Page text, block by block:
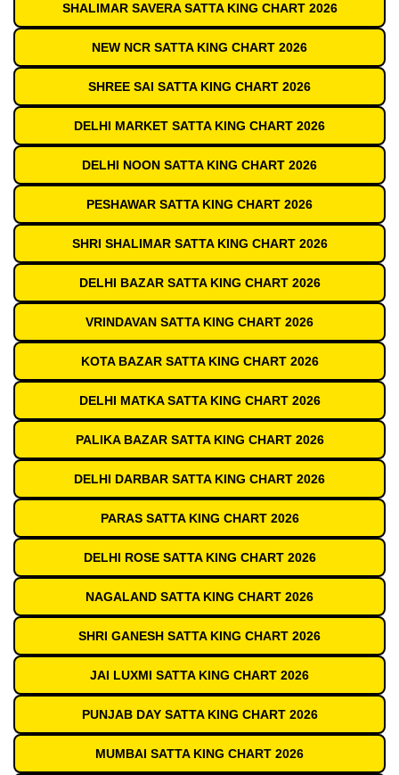
SHALIMAR SAVERA SATTA KING CHART 2026
NEW NCR SATTA KING CHART 2026
SHREE SAI SATTA KING CHART 2026
DELHI MARKET SATTA KING CHART 2026
DELHI NOON SATTA KING CHART 2026
PESHAWAR SATTA KING CHART 2026
SHRI SHALIMAR SATTA KING CHART 2026
DELHI BAZAR SATTA KING CHART 2026
VRINDAVAN SATTA KING CHART 2026
KOTA BAZAR SATTA KING CHART 2026
DELHI MATKA SATTA KING CHART 2026
PALIKA BAZAR SATTA KING CHART 2026
DELHI DARBAR SATTA KING CHART 2026
PARAS SATTA KING CHART 2026
DELHI ROSE SATTA KING CHART 2026
NAGALAND SATTA KING CHART 2026
SHRI GANESH SATTA KING CHART 2026
JAI LUXMI SATTA KING CHART 2026
PUNJAB DAY SATTA KING CHART 2026
MUMBAI SATTA KING CHART 2026